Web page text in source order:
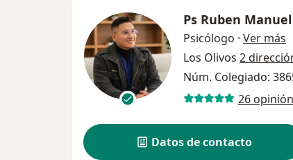
Ps Ruben
Psicólogo · Ver más
Los Olivos 2
Núm. Colegiado:
26 opinión
Datos de contacto